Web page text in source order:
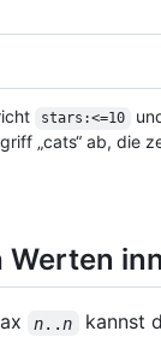
stars:<=10
„cats“ ab, die
n..n
kannst